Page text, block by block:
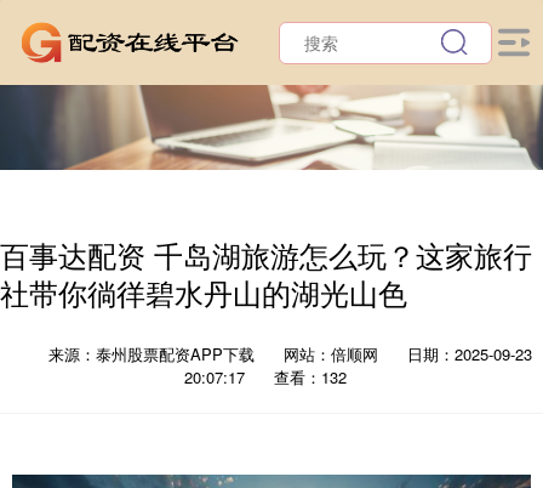
百事达配资 千岛湖旅游怎么玩？这家旅行
社带你徜徉碧水丹山的湖光山色
来源：泰州股票配资APP下载 网站：倍顺网
日期：2025-09-23
20:07:17
查看：132